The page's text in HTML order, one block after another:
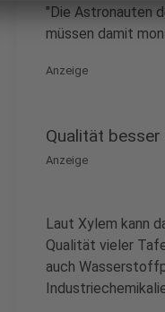
"Die Astronauten
müssen damit
Anzeige
Qualität
Anzeige
Laut Xylem kann
Qualität vieler
auch